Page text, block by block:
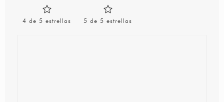
4 de 5 estrellas 5 de 5 estrellas